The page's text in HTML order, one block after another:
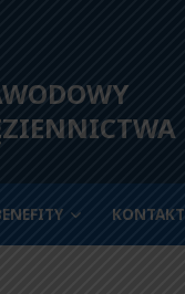
KONTAKT